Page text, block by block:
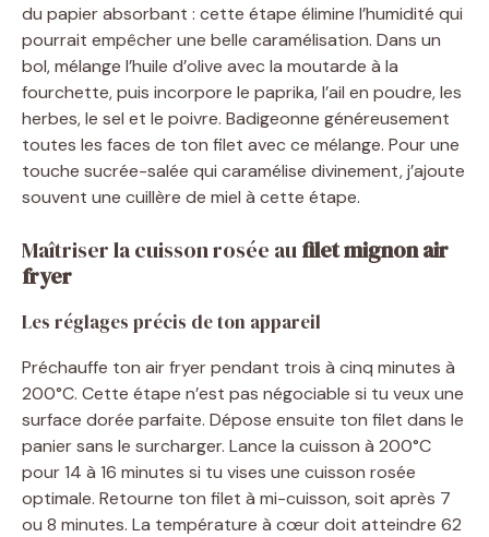
du papier absorbant : cette étape élimine l’humidité qui
pourrait empêcher une belle caramélisation. Dans un
bol, mélange l’huile d’olive avec la moutarde à la
fourchette, puis incorpore le paprika, l’ail en poudre, les
herbes, le sel et le poivre. Badigeonne généreusement
toutes les faces de ton filet avec ce mélange. Pour une
touche sucrée-salée qui caramélise divinement, j’ajoute
souvent une cuillère de miel à cette étape.
Maîtriser la cuisson rosée aufilet mignon air
fryer
Les réglages précis de ton appareil
Préchauffe ton air fryer pendant trois à cinq minutes à
200°C. Cette étape n’est pas négociable si tu veux une
surface dorée parfaite. Dépose ensuite ton filet dans le
panier sans le surcharger. Lance la cuisson à 200°C
pour 14 à 16 minutes si tu vises une cuisson rosée
optimale. Retourne ton filet à mi-cuisson, soit après 7
ou 8 minutes. La température à cœur doit atteindre 62